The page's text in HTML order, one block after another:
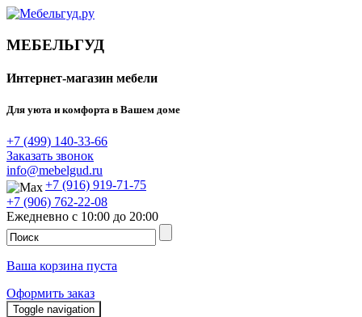
МЕБЕЛЬГУД
Интернет-магазин мебели
Для уюта и комфорта в Вашем доме
+7 (499) 140-33-66
Заказать звонок
info@mebelgud.ru
+7 (916) 919-71-75
+7 (906) 762-22-08
Ежедневно с 10:00 до 20:00
Ваша корзина пуста
Оформить заказ
Toggle navigation